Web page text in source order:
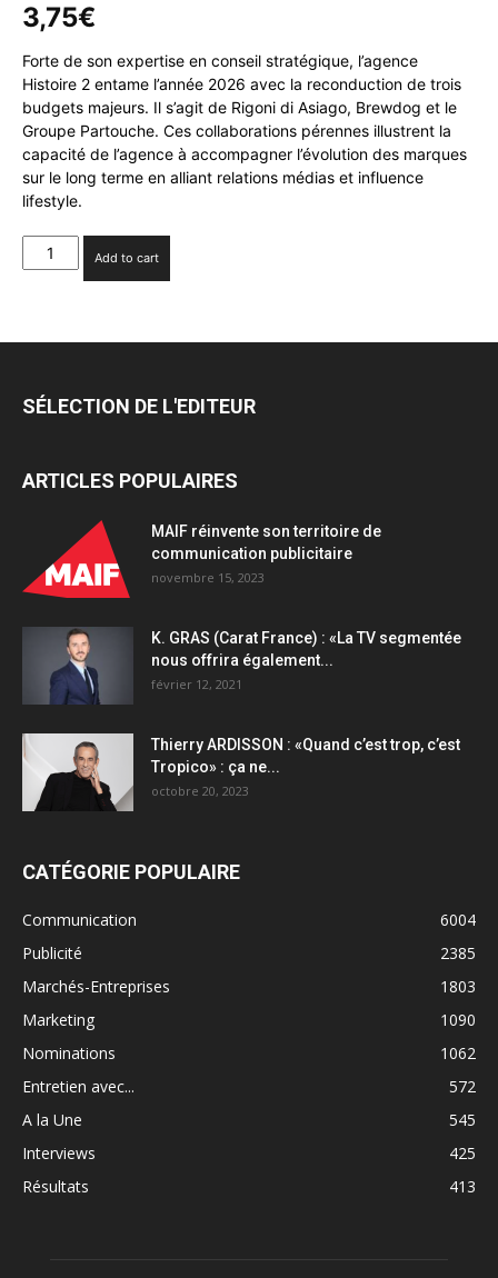
3,75€
Forte de son expertise en conseil stratégique, l’agence
Histoire 2 entame l’année 2026 avec la reconduction de trois
budgets majeurs. Il s’agit de Rigoni di Asiago, Brewdog et le
Groupe Partouche. Ces collaborations pérennes illustrent la
capacité de l’agence à accompagner l’évolution des marques
sur le long terme en alliant relations médias et influence
lifestyle.
L’agence
Histoire
une
trois
quantity
Add to cart
SÉLECTION DE L'EDITEUR
ARTICLES POPULAIRES
MAIF réinvente son territoire de
communication publicitaire
novembre 15, 2023
K. GRAS (Carat France) : «La TV segmentée
nous offrira également...
février 12, 2021
Thierry ARDISSON : «Quand c’est trop, c’est
Tropico» : ça ne...
octobre 20, 2023
CATÉGORIE POPULAIRE
Communication
6004
Publicité
2385
Marchés-Entreprises
1803
Marketing
1090
Nominations
1062
Entretien avec...
572
A la Une
545
Interviews
425
Résultats
413